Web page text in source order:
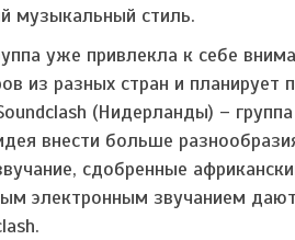
музыкальный стиль.
уже привлекла к себе
из разных стран и планирует
(Нидерланды) –
внести больше
сдобренные
электронным звучанием